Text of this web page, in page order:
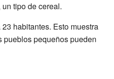
tipo de cereal.
habitantes. Esto muestra
pequeños pueden